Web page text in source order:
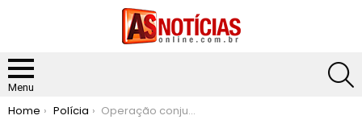
Menu
You are here:
Home Polícia Operação conjunta entre PM, PC e PRF apreende cerca de 500 kg de maconha em Antônio Dias no Vale do Aço